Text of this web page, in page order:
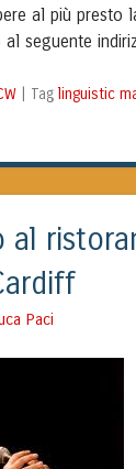
al più presto
seguente
Taglinguistic
al
Paci